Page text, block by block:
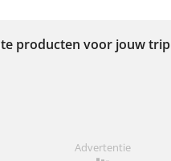
op kaart
producten voor jouw trip
Advertentie